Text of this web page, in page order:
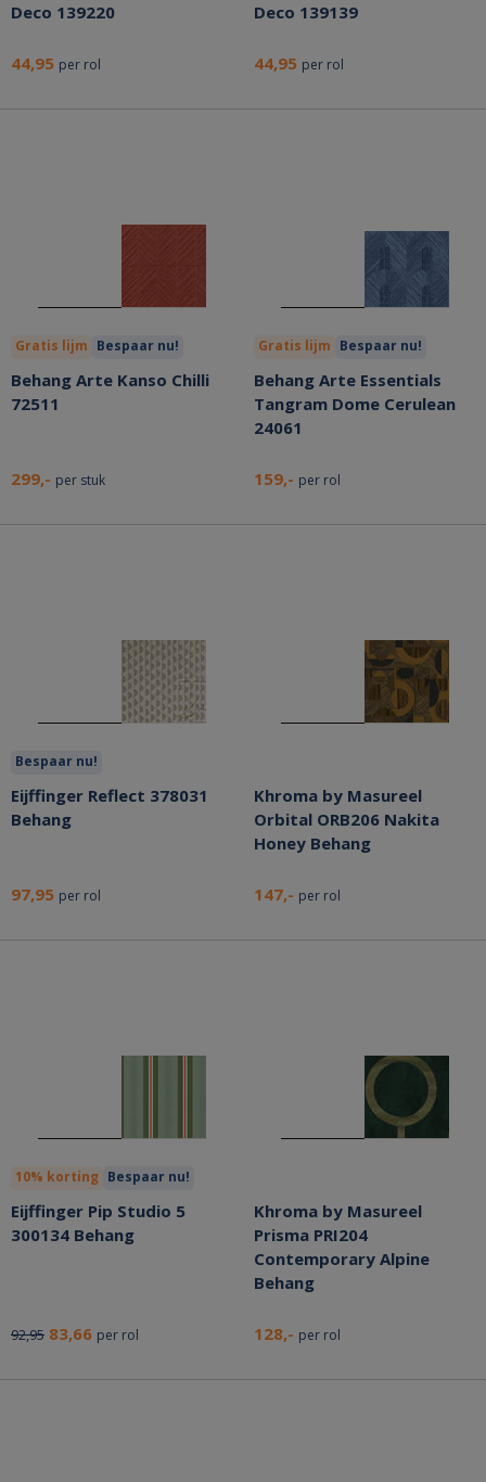
Deco 139220
44,95 per rol
Deco 139139
44,95 per rol
Gratis lijm Bespaar nu!
Behang Arte Kanso Chilli
72511
299,- per stuk
Gratis lijm Bespaar nu!
Behang Arte Essentials
Tangram Dome Cerulean
24061
159,- per rol
Bespaar nu!
Eijffinger Reflect 378031
Behang
97,95 per rol
Khroma by Masureel
Orbital ORB206 Nakita
Honey Behang
147,- per rol
10% korting Bespaar nu!
Eijffinger Pip Studio 5
300134 Behang
92,95 83,66 per rol
Khroma by Masureel
Prisma PRI204
Contemporary Alpine
Behang
128,- per rol